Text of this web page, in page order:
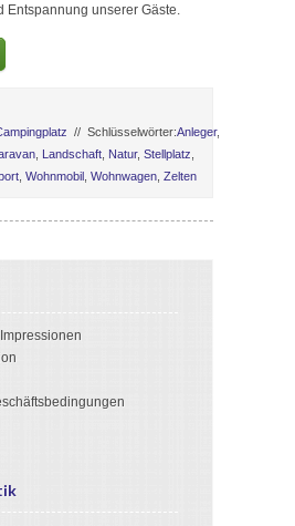
Entspannung unserer Gäste.
// Schlüsselwörter:Anleger,
Landschaft Natur, Stellplatz
Wohnmobil Wohnwagen Zelten